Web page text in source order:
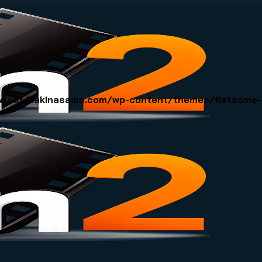
sakinasamo.com/wp-content/themes/